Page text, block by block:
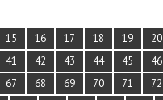
15 16 17 18 19 20
41 42 43 44 45 46
67 68 69 70 71 72